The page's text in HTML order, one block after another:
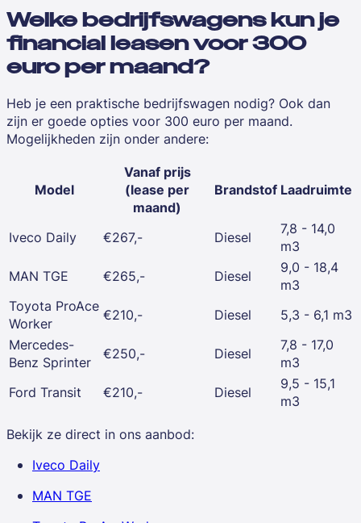
Welke bedrijfswagens kun je
financial leasen voor 300
euro per maand?
Heb je een praktische bedrijfswagen nodig? Ook dan
zijn er goede opties voor 300 euro per maand.
Mogelijkheden zijn onder andere:
Model
Vanaf prijs
(lease per
maand)
Brandstof Laadruimte
Iveco Daily €267,- Diesel
7,8 - 14,0
m3
MAN TGE
€265,- Diesel
9,0 - 18,4
m3
Toyota ProAce
Worker
€210,- Diesel
5,3 - 6,1 m3
Mercedes-
Benz Sprinter
€250,- Diesel
7,8 - 17,0
m3
Ford Transit
€210,- Diesel
9,5 - 15,1
m3
Bekijk ze direct in ons aanbod:
Iveco Daily
MAN TGE